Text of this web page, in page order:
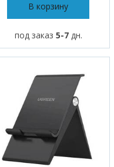
В корзину
под заказ 5-7дн.